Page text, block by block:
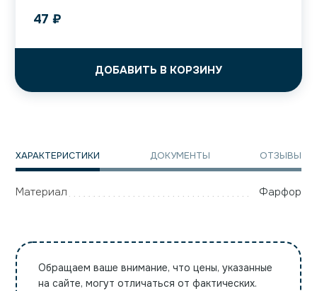
47 ₽
ДОБАВИТЬ В КОРЗИНУ
ХАРАКТЕРИСТИКИ ДОКУМЕНТЫ ОТЗЫВЫ
Материал Фарфор
Обращаем ваше внимание, что цены, указанные
на сайте, могут отличаться от фактических.